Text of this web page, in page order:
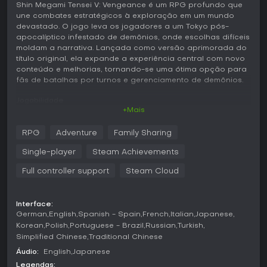
Shin Megami Tensei V: Vengeance é um RPG profundo que
une combates estratégicos à exploração em um mundo
devastado. O jogo leva os jogadores a um Tokyo pós-
apocalíptico infestado de demônios, onde escolhas difíceis
moldam a narrativa. Lançada como versão aprimorada do
título original, ela expande a experiência central com novo
conteúdo e melhorias, tornando-se uma ótima opção para
fãs de batalhas por turnos e gerenciamento de demônios.
diferença. Os jogadores formam equipes recrutando
demônios por meio de negociações durante as lutas,
Após o recrutamento, é possível fundi-los para criar
rege os confrontos: explorar fraquezas inimigas concede
ações extras, enquanto erros custam turnos.
A exploração ocorre em áreas amplas e abertas, repletas
essas regiões coletando itens, usando platforming para
acessar novas zonas e enfrentando batalhas aleatórias.
+Mais
RPG Adventure Family Sharing
Single-player Steam Achievements
Full controller support Steam Cloud
Interface:
German English Spanish - Spain French Italian Japanese
Korean Polish Portuguese - Brazil Russian
Turkish
Simplified Chinese
Traditional Chinese
Áudio: English Japanese
Legendas: